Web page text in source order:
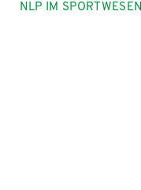
NLP IM SPORTWESEN